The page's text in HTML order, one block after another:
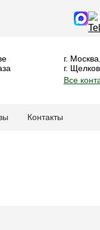
г.
г.
Все
Контакты